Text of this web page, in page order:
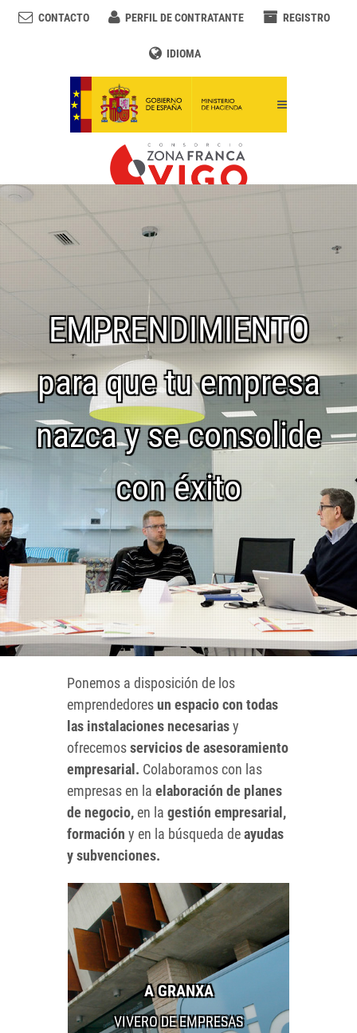
CONTACTO PERFIL DE CONTRATANTE REGISTRO
IDIOMA
EMPRENDIMIENTO
para que tu empresa
nazca y se consolide
con éxito
Ponemos a disposición de los
emprendedoresun espacio con todas
las instalaciones necesariasy
ofrecemosservicios de asesoramiento
empresarial. Colaboramos con las
empresas en la elaboración de planes
de negocio, en la gestión empresarial,
formación y en la búsqueda deayudas
y subvenciones.
A GRANXA
VIVERO DE EMPRESAS